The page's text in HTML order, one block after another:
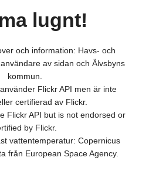
lugnt!
och information: Havs- och
av sidan och Älvsbyns
kommun.
Flickr API men är inte
certifierad av Flickr.
Flickr API but is not endorsed or
by Flickr.
vattentemperatur: Copernicus
från European Space Agency.